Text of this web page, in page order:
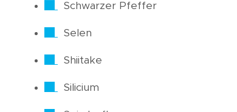
Schwarzer Pfeffer
Selen
Shiitake
Silicium